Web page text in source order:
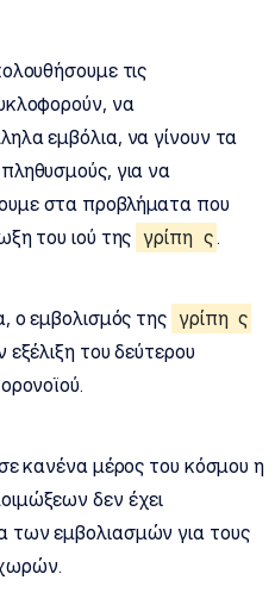
τις
να
εμβόλια, να γίνουν τα
για να
στα προβλήματα που
του ιού της γρίπη ς.
ο εμβολισμός της γρίπη ς
του δεύτερου
κανένα μέρος του κόσμου η
δεν έχει
των εμβολιασμών για τους